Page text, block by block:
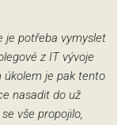
je potřeba vymyslet
z IT vývoje
úkolem je pak tento
nasadit do už
vše propojilo,